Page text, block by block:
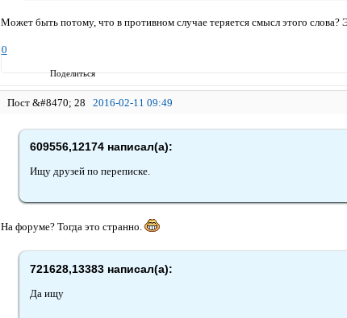
Поделиться
Может быть потому, что в противном случае теряется смысл этого
0
28 2016-02-11 09:49
609556,12174 написал(а):
Ищу друзей по переписке.
На форуме? Тогда это странно.
721628,13383 написал(а):
Да ищу